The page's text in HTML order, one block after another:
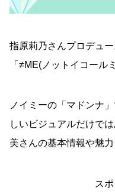
指原莉乃さんプロデュ
「≠ME(ノットイコール
ノイミーの「マドンナ
しいビジュアルだけで
美さんの基本情報や魅力
ス